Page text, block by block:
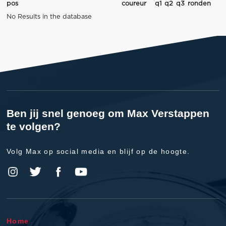
pos coureur q1 q2 q3 ronden
No Results in the database
Ben jij snel genoeg om Max Verstappen
te volgen?
Volg Max op social media en blijf op de hoogte.
Home